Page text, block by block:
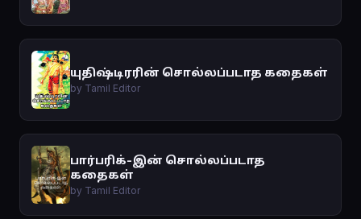
யுதிஷ்டிரரின் சொல்லப்படாத கதைகள்
by Tamil Editor
பார்பரிக்-இன் சொல்லப்படாத
கதைகள்
by Tamil Editor